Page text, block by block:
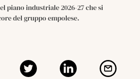
piano industriale 2026-27 che si
del gruppo empolese.